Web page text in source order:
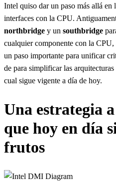
Intel quiso dar un paso más allá en
interfaces con la CPU.
northbridge y un southbridge
cualquier componente con la
un paso importante para unificar
de para simplificar las
cual sigue vigente a día de hoy.
Una estrategia
que hoy en día
frutos